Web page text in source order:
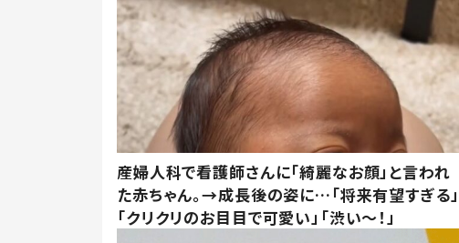
産婦人科で看護師さんに「綺麗なお顔」と言われ
た赤ちゃん。→成長後の姿に…「将来有望すぎる」
「クリクリのお目目で可愛い」「渋い～！」